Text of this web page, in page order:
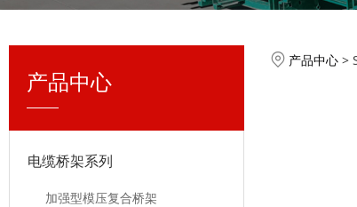
产品中心
电缆桥架系列
加强型模压复合桥架
产品中心>